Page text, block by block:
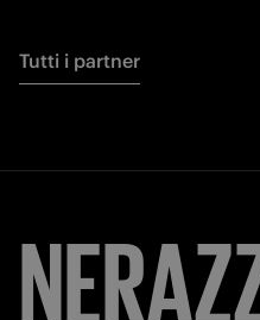
Tutti i partner